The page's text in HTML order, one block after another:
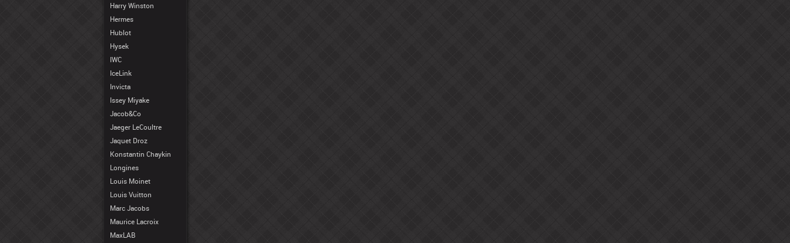
Harry Winston
Hermes
Hublot
Hysek
IWC
IceLink
Invicta
Issey Miyake
Jacob&Co
Jaeger LeCoultre
Jaquet Droz
Konstantin Chaykin
Longines
Louis Moinet
Louis Vuitton
Marc Jacobs
Maurice Lacroix
MaxLAB